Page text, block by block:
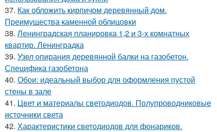
37. Как обложить кирпичом деревянный дом.
Преимущества каменной облицовки
38. Ленинградская планировка 1,2 и 3-х комнатных
квартир. Ленинградка
39. Узел опирания деревянной балки на газобетон.
Специфика газобетона
40. Обои: идеальный выбор для оформления пустой
стены в зале
41. Цвет и материалы светодиодов. Полупроводниковые
источники света
42. Характеристики светодиодов для фонариков.